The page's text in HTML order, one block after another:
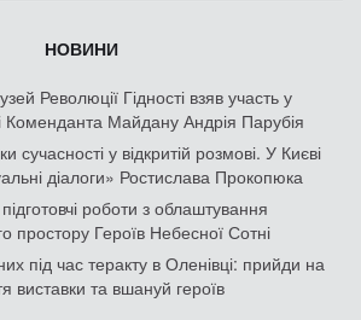
НОВИНИ
Революції Гідності взяв участь у
Коменданта Майдану Андрія Парубія
сучасності у відкритій розмові. У Києві
діалоги» Ростислава Прокопюка
роботи з облаштування
простору Героїв Небесної Сотні
під час теракту в Оленівці: прийди на
виставки та вшануй героїв